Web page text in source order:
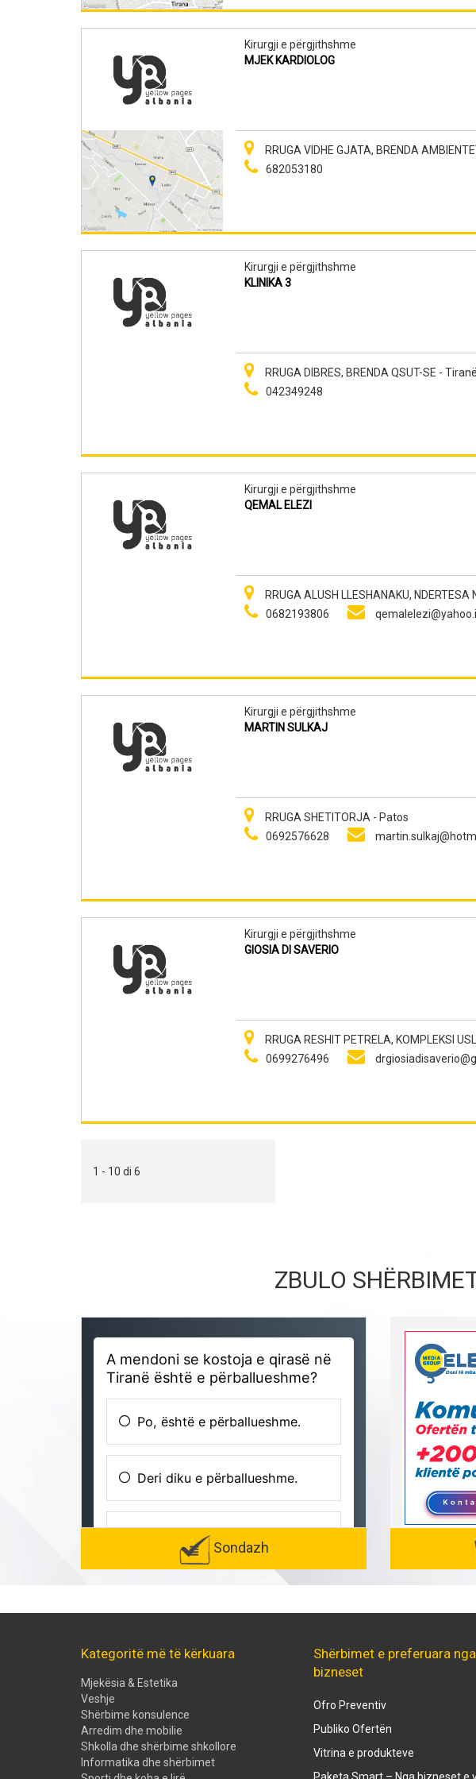
Kirurgji e përgjithshme
MJEK KARDIOLOG
RRUGA VIDHE GJATA, BRENDA
682053180
Kirurgji e përgjithshme
KLINIKA 3
RRUGA DIBRES, BRENDA QSUT-SE - Tiranë
042349248
Kirurgji e përgjithshme
QEMAL ELEZI
RRUGA ALUSH LLESHANAKU, NDERTESA
0682193806
Kirurgji e përgjithshme
MARTIN SULKAJ
RRUGA SHETITORJA - Patos
0692576628
Kirurgji e përgjithshme
GIOSIA DI SAVERIO
RRUGA RESHIT PETRELA, KOMPLEKSI
0699276496
1 - 10 di 6
ZBULO
Sondazh
Kategoritë më të kërkuara
Mjekësia & Estetika
Veshje
Shërbime konsulence
Arredim dhe mobilie
Shkolla dhe shërbime shkollore
Informatika dhe shërbimet
Shërbimet e preferuara nga
bizneset
Ofro Preventiv
Publiko Ofertën
Vitrina e produkteve
Paketa Smart – Nga bizneset e